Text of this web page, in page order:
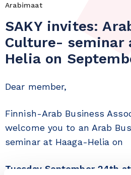
Arabimaat
SAKY invites:
Culture- seminar
Helia on
Dear member,
Finnish-Arab Business
welcome you to an Arab
seminar at Haaga-Helia on
Tuesday September 24th